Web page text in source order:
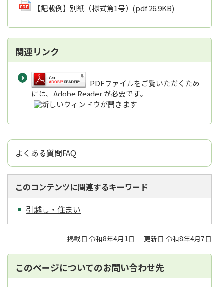
【記載例】別紙（様式第1号） (pdf 26.9KB)
関連リンク
PDFファイルをご覧いただくため
には、Adobe Reader が必要です。
よくある質問FAQ
このコンテンツに関連するキーワード
引越し・住まい
掲載日 令和8年4月1日 更新日 令和8年4月7日
このページについてのお問い合わせ先